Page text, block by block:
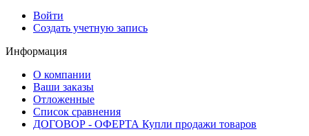
Войти
Создать учетную запись
Информация
О компании
Ваши заказы
Отложенные
Список сравнения
ДОГОВОР - ОФЕРТА Купли продажи товаров